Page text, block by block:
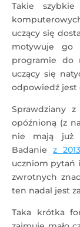
Takie
uczący się
motywuje go
programie do
uczący się
odpowiedź jest
Sprawdziany
opóźnioną (z
nie mają już
Badanie z
uczniom pytań
zwrotnych
ten nadal jest
Taka krótka